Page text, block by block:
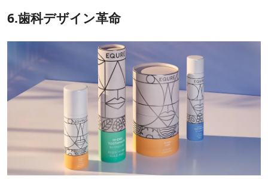
6.歯科デザイン革命